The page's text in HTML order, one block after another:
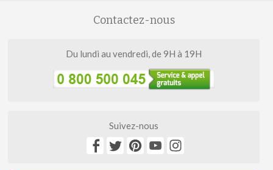
Contactez-nous
Du lundi au vendredi, de 9H à 19H
Suivez-nous